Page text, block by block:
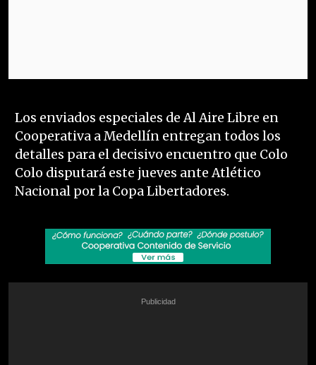
Los enviados especiales de Al Aire Libre en
Cooperativa a Medellín entregan todos los
detalles para el decisivo encuentro que Colo
Colo disputará este jueves ante Atlético
Nacional por la Copa Libertadores.